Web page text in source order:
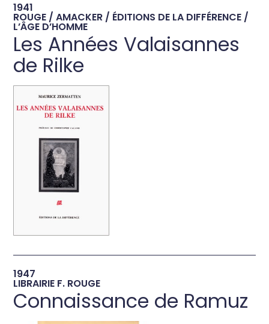
1941
ROUGE / AMACKER / ÉDITIONS DE LA DIFFÉRENCE /
L’ÂGE D’HOMME
Les Années Valaisannes
de Rilke
→
1947
LIBRAIRIE F. ROUGE
Connaissance de Ramuz